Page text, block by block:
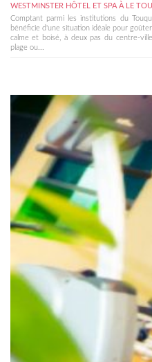
WESTMINSTER HÔTEL ET SPA À LE
Comptant parmi les institutions du
bénéficie d'une situation idéale pour
calme et boisé, à deux pas du centre-
plage ou...